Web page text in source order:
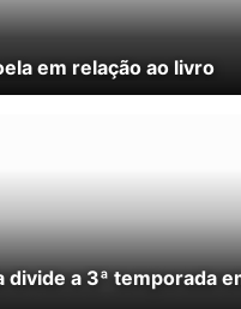
em relação ao livro
divide a 3ª temporada